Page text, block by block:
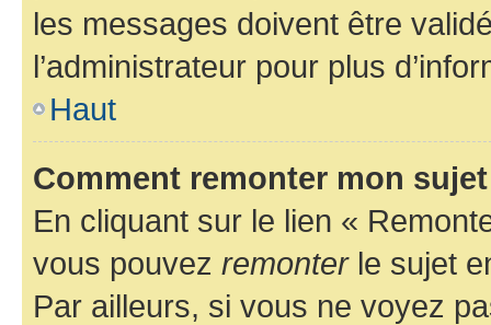
les messages doivent être
l’administrateur pour plus
Haut
Comment remonter mon
En cliquant sur le lien «
vous pouvez remonterle sujet
Par ailleurs, si vous ne voyez